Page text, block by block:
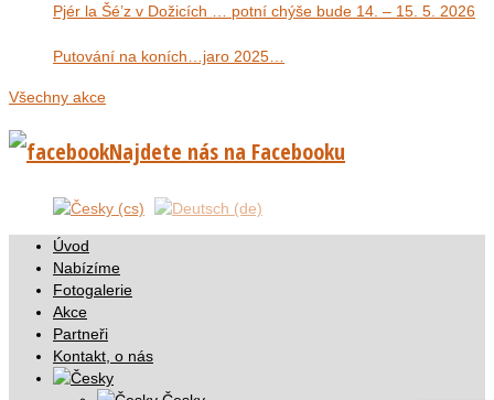
Pjér la Šé’z v Dožicích … potní chýše bude 14. – 15. 5. 2026
Putování na koních…jaro 2025…
Všechny akce
Najdete nás na Facebooku
Úvod
Nabízíme
Fotogalerie
Akce
Partneři
Kontakt, o nás